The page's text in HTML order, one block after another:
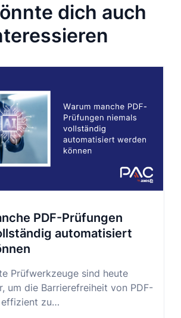
dich auch
PDF-Prüfungen
automatisiert
Prüfwerkzeuge sind heute
um die Barrierefreiheit von PDF-
effizient zu…